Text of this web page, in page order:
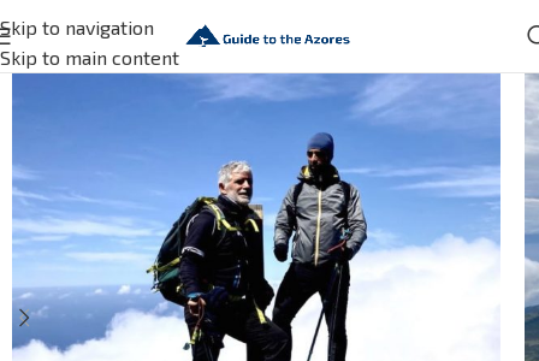
Skip to navigation
Skip to main content